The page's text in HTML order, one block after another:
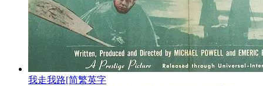
我走我路[简繁英字